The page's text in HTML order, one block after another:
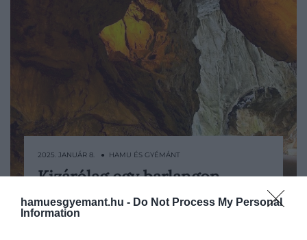
hamuesgyemant.hu - Do Not Process My Personal
Information
egyedülálló természeti kincseivel nyűgözi
le az odaérkezőket, hanem
2025. JANUÁR 8. ● HAMU ÉS GYÉMÁNT
Kizárólag egy barlangon
keresztül érjük el ezt a
gyönyörű…